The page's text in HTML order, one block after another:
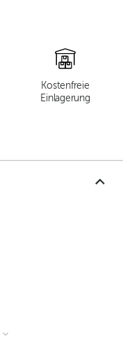
Kostenfreie
Einlagerung